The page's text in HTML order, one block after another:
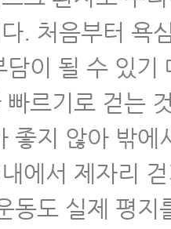
자, 새우잠이 안
중력의자
재발 막는 방법,
동 1.스케이트
동 2.데스크 플
. 처음부터 욕
이 될 수 있기
르기로 걷는
좋지 않아 밖에
에서 제자리
동도 실제 평지